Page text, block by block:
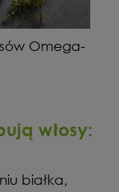
Omega-
włosy:
białka,